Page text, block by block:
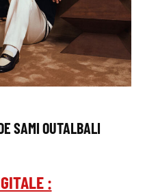
SAMI OUTALBALI
: